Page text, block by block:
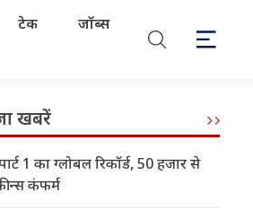
टेक जॉब्स
खबरें
1 का ग्लोबल रिकॉर्ड, 50 हजार से
कंफर्म